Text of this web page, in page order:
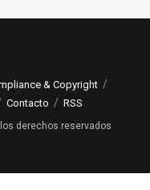
& Copyright
Contacto RSS
derechos reservados